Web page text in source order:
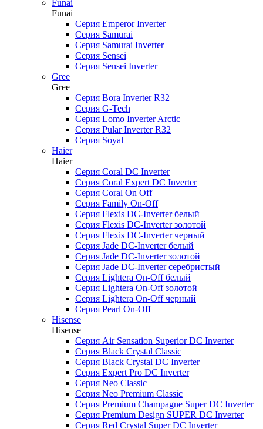
Funai
Funai
Серия Emperor Inverter
Серия Samurai
Серия Samurai Inverter
Серия Sensei
Серия Sensei Inverter
Gree
Gree
Серия Bora Inverter R32
Серия G-Tech
Серия Lomo Inverter Arctic
Серия Pular Inverter R32
Серия Soyal
Haier
Haier
Серия Coral DC Inverter
Серия Coral Expert DC Inverter
Серия Coral On Off
Серия Family On-Off
Серия Flexis DC-Inverter белый
Серия Flexis DC-Inverter золотой
Серия Flexis DC-Inverter черный
Серия Jade DC-Inverter белый
Серия Jade DC-Inverter золотой
Серия Jade DC-Inverter серебристый
Серия Lightera On-Off белый
Серия Lightera On-Off золотой
Серия Lightera On-Off черный
Серия Pearl On-Off
Hisense
Hisense
Серия Air Sensation Superior DC Inverter
Серия Black Crystal Classic
Серия Black Crystal DC Inverter
Серия Expert Pro DC Inverter
Серия Neo Classic
Серия Neo Premium Classic
Серия Premium Champagne Super DC Inverter
Серия Premium Design SUPER DC Inverter
Серия Red Crystal Super DC Inverter